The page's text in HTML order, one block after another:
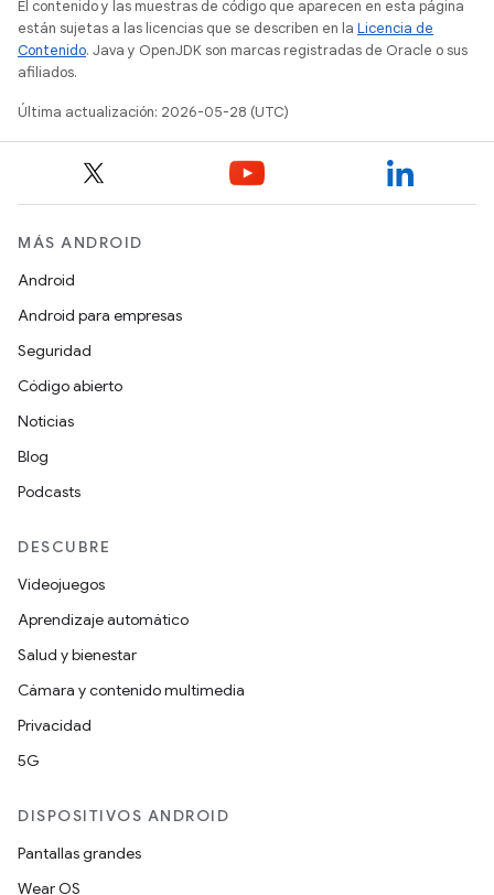
El contenido y las muestras de código que aparecen en esta página
están sujetas a las licencias que se describen en la Licencia de
Contenido. Java y OpenJDK son marcas registradas de Oracle o sus
afiliados.
Última actualización: 2026-05-28 (UTC)
MÁS ANDROID
Android
Android para empresas
Seguridad
Código abierto
Noticias
Blog
Podcasts
DESCUBRE
Videojuegos
Aprendizaje automático
Salud y bienestar
Cámara y contenido multimedia
Privacidad
5G
DISPOSITIVOS ANDROID
Pantallas grandes
Wear OS